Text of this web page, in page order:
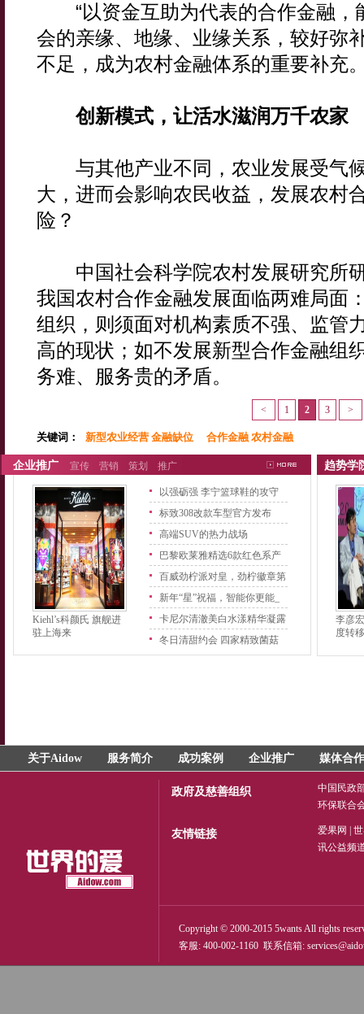
“以资金互助为代表的合作金融，
会的亲缘、地缘、业缘关系，较好弥
不足，成为农村金融体系的重要补充
创新模式，让活水滋润万千农家
与其他产业不同，农业发展受气
大，进而会影响农民收益，发展农村
险？
中国社会科学院农村发展研究所
我国农村合作金融发展面临两难局面
组织，则须面对机构素质不强、监管
高的现状；如不发展新型合作金融组
务难、服务贵的矛盾。
< 1 2 3 >
关键词： 新型农业经营 金融缺位 合作金融 农村金融
企业推广 宣传 营销 策划 推广
Kiehl’s科颜氏 旗舰进
驻上海来
以强砺强 李宁篮球鞋的攻守
之
标致308改款车型官方发布
高端SUV的热力战场
巴黎欧莱雅精选6款红色系产
品
百威劲柠派对皇，劲柠徽章第
二
新年“星”祝福，智能你更能_
卡尼尔清澈美白水漾精华凝露
上
冬日清甜约会 四家精致菌菇
趋势学
李彦
度转
关于Aidow 服务简介 成功案例 企业推广 媒体合作
政府及慈善组织
中国民政
环保联合
友情链接 爱果网
讯公益频
Copyright © 2000-2015 5wants All rights
客服: 400-002-1160 联系信箱: